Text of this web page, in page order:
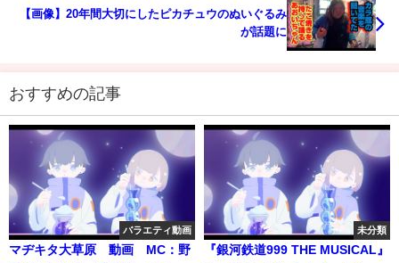
【画像】20年間大切にしたピカチュウのぬいぐるみ
が話題に
おすすめの記事
バラエティ動画
マヂキタ大草原 動画 MC：野
未分類
『銀河鉄道999 THE MUSICAL』